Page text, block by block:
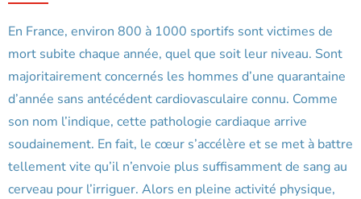
En France, environ 800 à 1000 sportifs sont victimes de
mort subite chaque année, quel que soit leur niveau. Sont
majoritairement concernés les hommes d’une quarantaine
d’année sans antécédent cardiovasculaire connu. Comme
son nom l’indique, cette pathologie cardiaque arrive
soudainement. En fait, le cœur s’accélère et se met à battre
tellement vite qu’il n’envoie plus suffisamment de sang au
cerveau pour l’irriguer. Alors en pleine activité physique,